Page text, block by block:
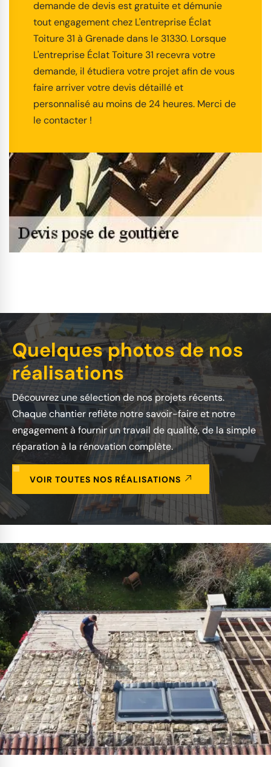
demande de devis est gratuite et démunie
tout engagement chez L'entreprise Éclat
Toiture 31 à Grenade dans le 31330. Lorsque
L'entreprise Éclat Toiture 31 recevra votre
demande, il étudiera votre projet afin de vous
faire arriver votre devis détaillé et
personnalisé au moins de 24 heures. Merci de
le contacter !
Quelques photos de nos
réalisations
Découvrez une sélection de nos projets récents.
Chaque chantier reflète notre savoir-faire et notre
engagement à fournir un travail de qualité, de la simple
réparation à la rénovation complète.
VOIR TOUTES NOS RÉALISATIONS